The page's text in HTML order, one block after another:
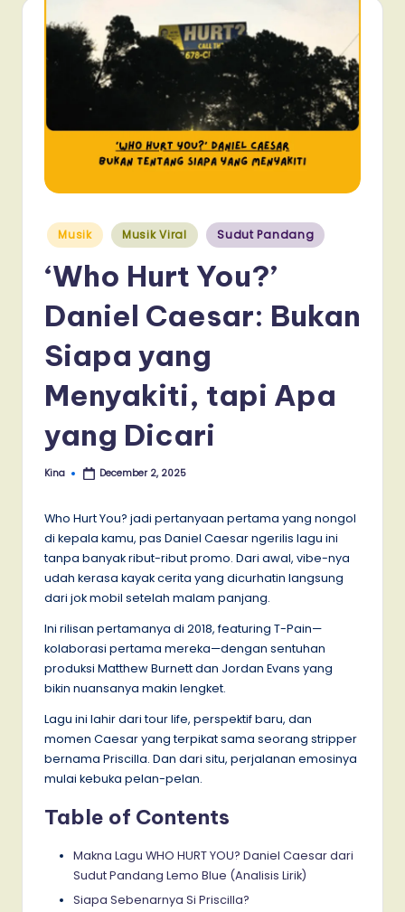
Posted
in
Musik Musik Viral Sudut Pandang
‘Who Hurt You?’
Daniel Caesar: Bukan
Siapa yang
Menyakiti, tapi Apa
yang Dicari
Posted
Kina December 2, 2025
Who Hurt You? jadi pertanyaan pertama yang nongol
di kepala kamu, pas Daniel Caesar ngerilis lagu ini
tanpa banyak ribut-ribut promo. Dari awal, vibe-nya
udah kerasa kayak cerita yang dicurhatin langsung
dari jok mobil setelah malam panjang.
Ini rilisan pertamanya di 2018, featuring T-Pain—
kolaborasi pertama mereka—dengan sentuhan
produksi Matthew Burnett dan Jordan Evans yang
bikin nuansanya makin lengket.
Lagu ini lahir dari tour life, perspektif baru, dan
momen Caesar yang terpikat sama seorang stripper
bernama Priscilla. Dan dari situ, perjalanan emosinya
mulai kebuka pelan-pelan.
Table of Contents
Makna Lagu WHO HURT YOU? Daniel Caesar dari
Sudut Pandang Lemo Blue (Analisis Lirik)
Siapa Sebenarnya Si Priscilla?